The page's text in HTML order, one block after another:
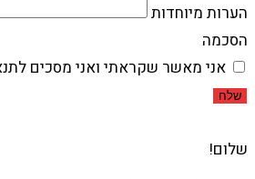
הערות מיוחדות
הסכמה
אני מאשר שקראתי ואני מסכים
שלח
שלום!